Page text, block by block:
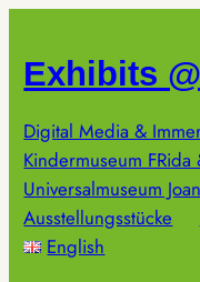
springen
Exhibits
Digital Media &
Kindermuseum FRida
Universalmuseum
Ausstellungsstücke
English